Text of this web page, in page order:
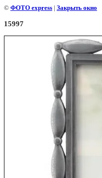
© ФОТО express | Закрыть окно
15997